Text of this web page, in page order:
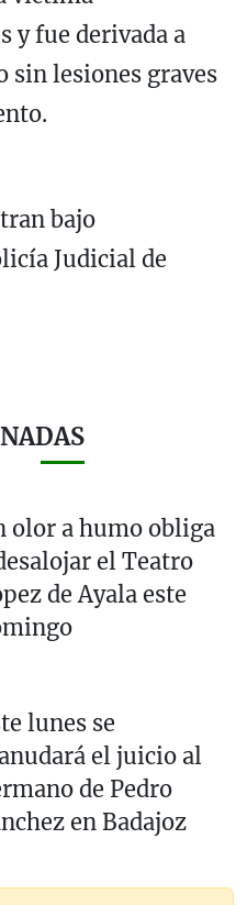
y fue derivada a
lesiones graves
bajo
Judicial de
olor a humo obliga
el Teatro
de Ayala este
lunes se
el juicio al
de Pedro
en Badajoz